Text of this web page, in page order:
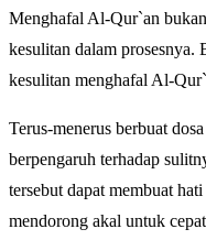
Menghafal Al-Qur`an
kesulitan dalam prosesnya.
kesulitan menghafal Al-
Terus-menerus berbuat
berpengaruh terhadap
tersebut dapat membuat
mendorong akal untuk